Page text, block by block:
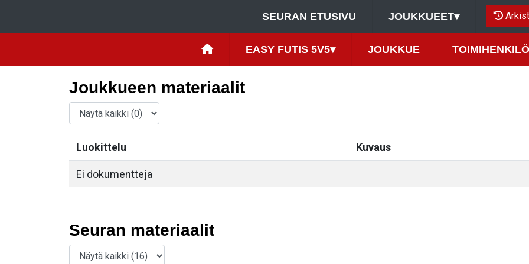
SEURAN ETUSIVU JOUKKUEET▾
EASY FUTIS 5V5▾ JOUKKUE
Joukkueen materiaalit
Luokittelu Kuvaus
Ei dokumentteja
Seuran materiaalit